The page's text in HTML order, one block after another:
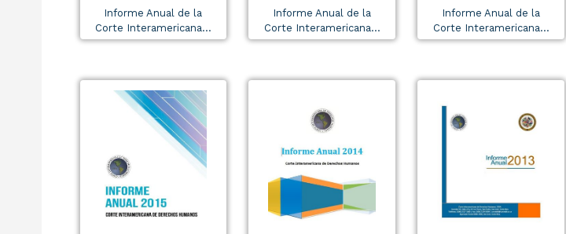
Informe Anual de la
Corte Interamericana...
Informe Anual de la
Corte Interamericana...
Informe Anual de la
Corte Interamericana...